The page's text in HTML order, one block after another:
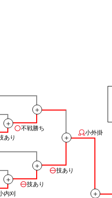
あり
＋
内刈
＋
不戦勝ち
＋
技あり
＋
技あり
＋
小外掛
＋